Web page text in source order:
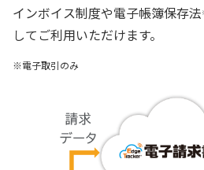
インボイス制度や電子帳簿保存法
してご利用いただけます。
※電子取引のみ